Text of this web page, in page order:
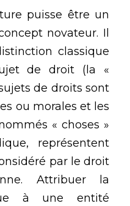
puisse être un
novateur. Il
classique
de droit (la «
de droits sont
ou morales et les
« choses »
représentent
par le droit
Attribuer la
à une entité